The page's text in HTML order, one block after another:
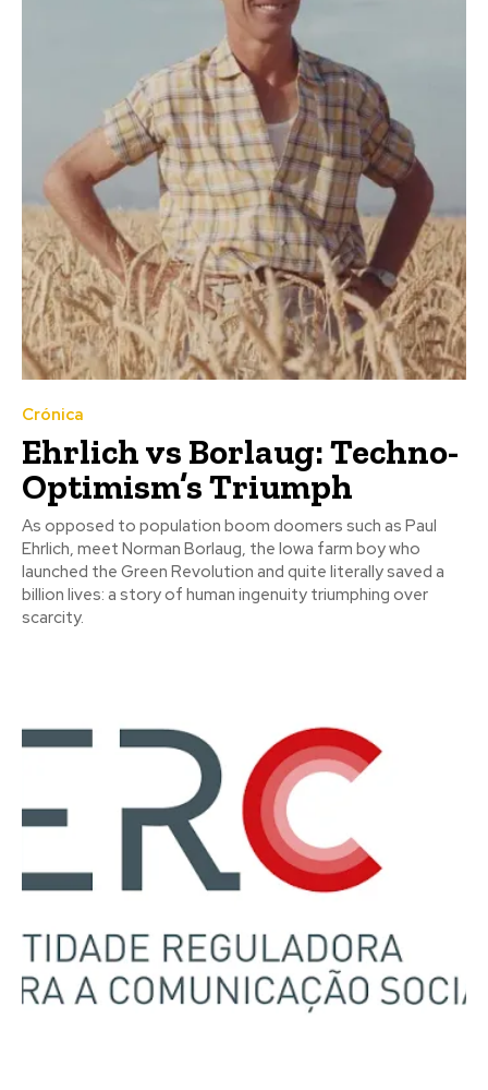
Crónica
Ehrlich vs Borlaug: Techno-
Optimism’s Triumph
As opposed to population boom doomers such as Paul
Ehrlich, meet Norman Borlaug, the Iowa farm boy who
launched the Green Revolution and quite literally saved a
billion lives: a story of human ingenuity triumphing over
scarcity.